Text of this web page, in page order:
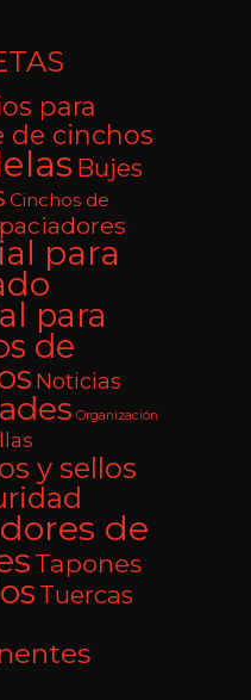
para
de cinchos
Bujes
Cinchos de
para
para
de
Noticias
Organización
y sellos
de
Tapones
Tuercas